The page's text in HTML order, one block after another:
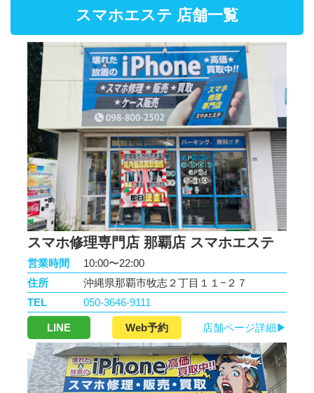
スマホエステ 店舗一覧
スマホ修理専門店 那覇店 スマホエステ
営業時間
10:00〜22:00
住所
沖縄県那覇市牧志２丁目１１−２７
TEL
050-3646-9111
LINE Web予約 店舗ページ詳細▶